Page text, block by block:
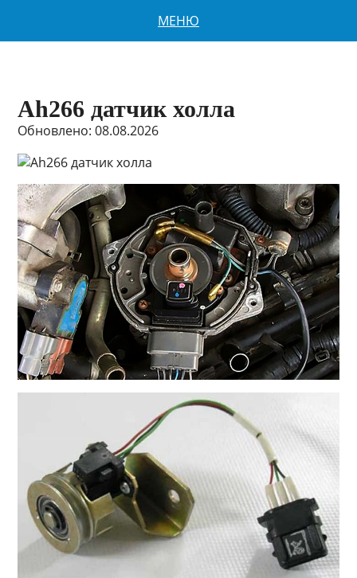
МЕНЮ
Ah266 датчик холла
Обновлено: 08.08.2026